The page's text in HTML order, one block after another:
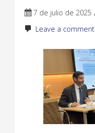
7 de julio de 2025
Leave a comment